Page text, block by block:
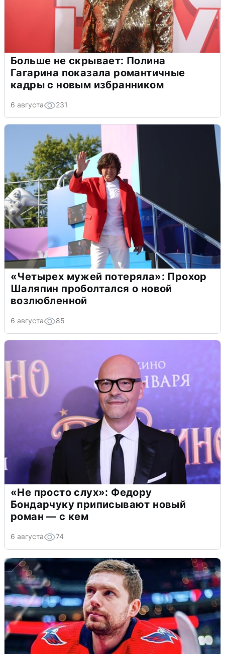
Больше не скрывает: Полина
Гагарина показала романтичные
кадры с новым избранником
6 августа 231
«Четырех мужей потеряла»: Прохор
Шаляпин проболтался о новой
возлюбленной
6 августа 85
«Не просто слух»: Федору
Бондарчуку приписывают новый
роман — с кем
6 августа 74